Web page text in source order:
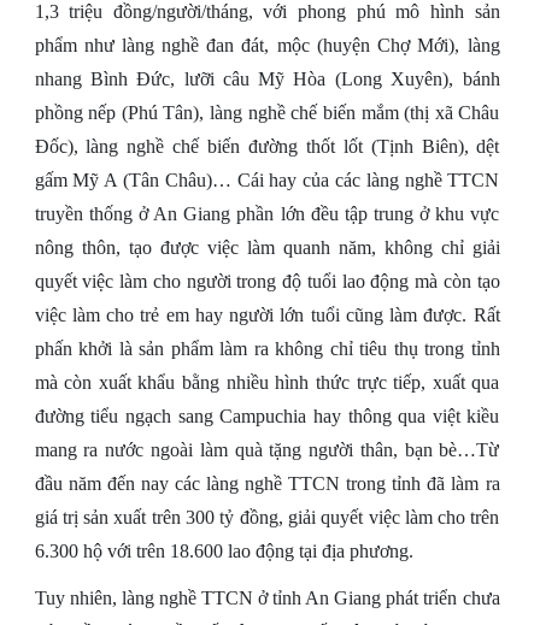
1,3 triệu đồng/người/tháng, với phong phú mô hình sản
phẩm như làng nghề đan đát, mộc (huyện Chợ Mới), làng
nhang Bình Đức, lưỡi câu Mỹ Hòa (Long Xuyên), bánh
phồng nếp (Phú Tân), làng nghề chế biến mắm (thị xã Châu
Đốc), làng nghề chế biến đường thốt lốt (Tịnh Biên), dệt
gấm Mỹ A (Tân Châu)… Cái hay của các làng nghề TTCN
truyền thống ở An Giang phần lớn đều tập trung ở khu vực
nông thôn, tạo được việc làm quanh năm, không chỉ giải
quyết việc làm cho người trong độ tuổi lao động mà còn tạo
việc làm cho trẻ em hay người lớn tuổi cũng làm được. Rất
phấn khởi là sản phẩm làm ra không chỉ tiêu thụ trong tỉnh
mà còn xuất khẩu bằng nhiều hình thức trực tiếp, xuất qua
đường tiểu ngạch sang Campuchia hay thông qua việt kiều
mang ra nước ngoài làm quà tặng người thân, bạn bè…Từ
đầu năm đến nay các làng nghề TTCN trong tỉnh đã làm ra
giá trị sản xuất trên 300 tỷ đồng, giải quyết việc làm cho trên
6.300 hộ với trên 18.600 lao động tại địa phương.
Tuy nhiên, làng nghề TTCN ở tỉnh An Giang phát triển chưa